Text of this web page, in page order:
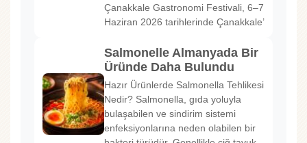
Çanakkale Gastronomi Festivali, 6–7
Haziran 2026 tarihlerinde Çanakkale’
Salmonelle Almanyada Bir
Üründe Daha Bulundu
Hazır Ürünlerde Salmonella Tehlikesi
Nedir? Salmonella, gıda yoluyla
bulaşabilen ve sindirim sistemi
enfeksiyonlarına neden olabilen bir